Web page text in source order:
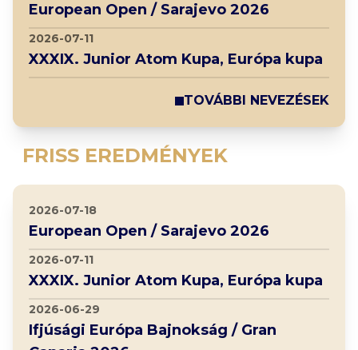
FRISS EREDMÉNYEK
European Open / Sarajevo 2026
2026-07-11
XXXIX. Junior Atom Kupa, Európa kupa
TOVÁBBI NEVEZÉSEK
2026-07-18
European Open / Sarajevo 2026
2026-07-11
XXXIX. Junior Atom Kupa, Európa kupa
2026-06-29
Ifjúsági Európa Bajnokság / Gran